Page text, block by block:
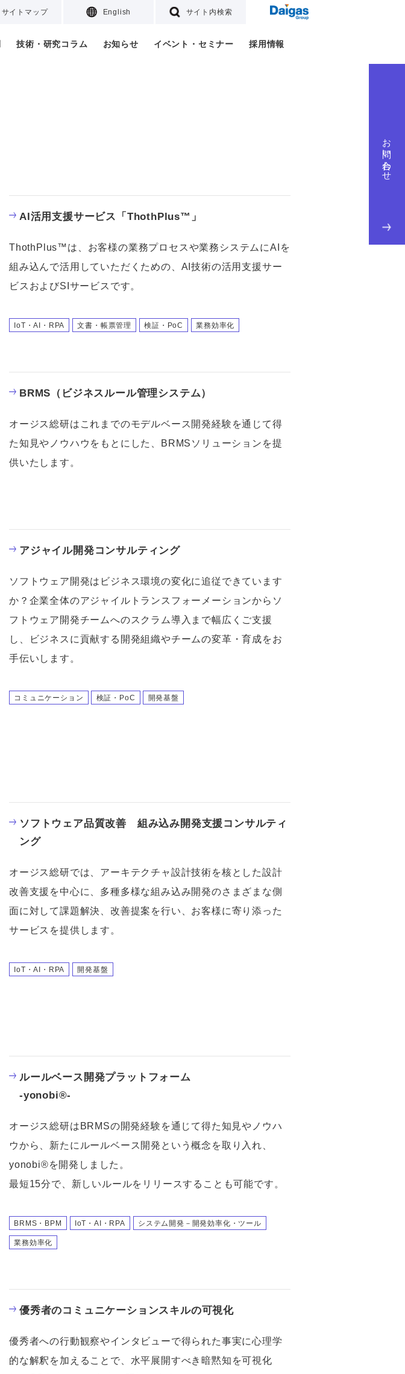
サイトマップ English サイト内検索
技術・研究コラム お知らせ イベント・セミナー 採用情報
お問い合わせ
AI活用支援サービス「ThothPlus™」
ThothPlus™は、お客様の業務プロセスや業務システムにAIを
組み込んで活用していただくための、AI技術の活用支援サー
ビスおよびSIサービスです。
IoT・AI・RPA 文書・帳票管理 検証・PoC 業務効率化
BRMS（ビジネスルール管理システム）
オージス総研はこれまでのモデルベース開発経験を通じて得
た知見やノウハウをもとにした、BRMSソリューションを提
供いたします。
アジャイル開発コンサルティング
ソフトウェア開発はビジネス環境の変化に追従できています
か？企業全体のアジャイルトランスフォーメーションからソ
フトウェア開発チームへのスクラム導入まで幅広くご支援
し、ビジネスに貢献する開発組織やチームの変革・育成をお
手伝いします。
コミュニケーション 検証・PoC 開発基盤
ソフトウェア品質改善 組み込み開発支援コンサルティ
ング
オージス総研では、アーキテクチャ設計技術を核とした設計
改善支援を中心に、多種多様な組み込み開発のさまざまな側
面に対して課題解決、改善提案を行い、お客様に寄り添った
サービスを提供します。
IoT・AI・RPA 開発基盤
ルールベース開発プラットフォーム
-yonobi®-
オージス総研はBRMSの開発経験を通じて得た知見やノウハ
ウから、新たにルールベース開発という概念を取り入れ、
yonobi®を開発しました。
最短15分で、新しいルールをリリースすることも可能です。
BRMS・BPM IoT・AI・RPA システム開発－開発効率化・ツール
業務効率化
優秀者のコミュニケーションスキルの可視化
優秀者への行動観察やインタビューで得られた事実に心理学
的な解釈を加えることで、水平展開すべき暗黙知を可視化